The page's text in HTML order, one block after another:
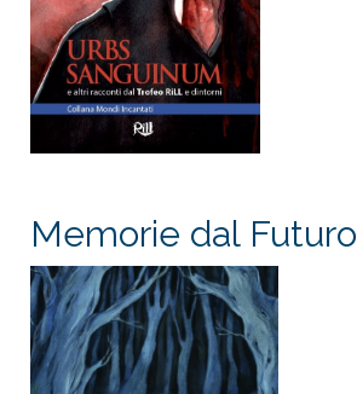
Memorie dal Futuro